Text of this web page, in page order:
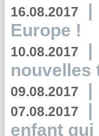
16.08.2017 |
Europe !
10.08.2017 |
nouvelles
09.08.2017 |
07.08.2017 |
enfant qui